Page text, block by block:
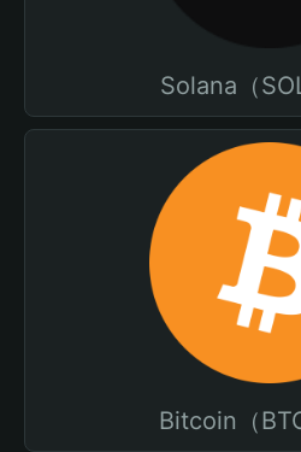
Solana（
Bitcoin（